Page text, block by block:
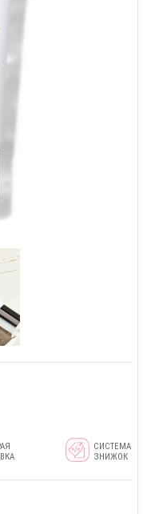
СИСТЕМА
ЗНИЖОК